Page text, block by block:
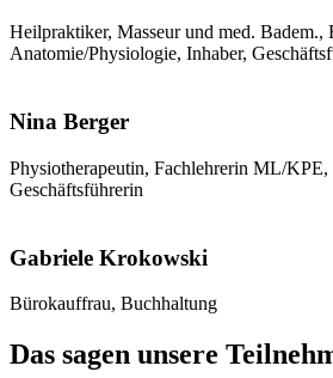
Heilpraktiker, Masseur und med. Badem.,
Anatomie/Physiologie, Inhaber,
Nina Berger
Physiotherapeutin, Fachlehrerin ML/
Geschäftsführerin
Gabriele Krokowski
Bürokauffrau, Buchhaltung
Das sagen unsere